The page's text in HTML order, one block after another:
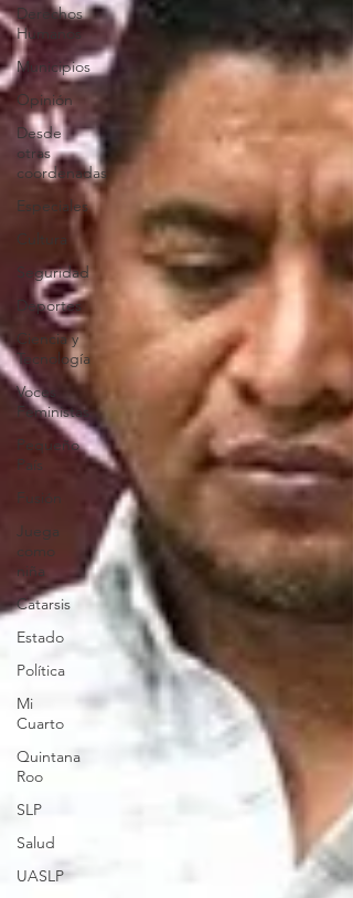
Derechos
Humanos
Municipios
Opinión
Desde
otras
coordenadas
Especiales
Cultura
Seguridad
Deportes
Ciencia y
Tecnología
Voces
Feministas
Pequeño
País
Fusión
Juega
como
niña
Catarsis
Estado
Política
Mi
Cuarto
Quintana
Roo
SLP
Salud
UASLP